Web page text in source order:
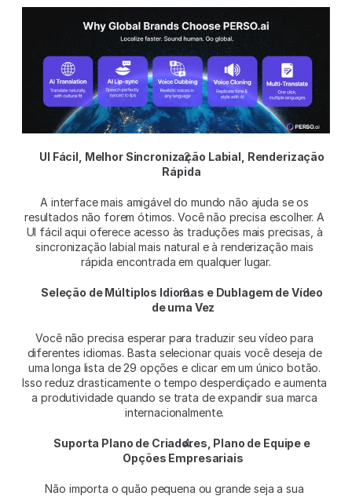
UI Fácil, Melhor Sincronização Labial, Renderização
Rápida
A interface mais amigável do mundo não ajuda se os
resultados não forem ótimos. Você não precisa escolher. A
UI fácil aqui oferece acesso às traduções mais precisas, à
sincronização labial mais natural e à renderização mais
rápida encontrada em qualquer lugar.
Seleção de Múltiplos Idiomas e Dublagem de Vídeo
de uma Vez
Você não precisa esperar para traduzir seu vídeo para
diferentes idiomas. Basta selecionar quais você deseja de
uma longa lista de 29 opções e clicar em um único botão.
Isso reduz drasticamente o tempo desperdiçado e aumenta
a produtividade quando se trata de expandir sua marca
internacionalmente.
Suporta Plano de Criadores, Plano de Equipe e
Opções Empresariais
Não importa o quão pequena ou grande seja a sua